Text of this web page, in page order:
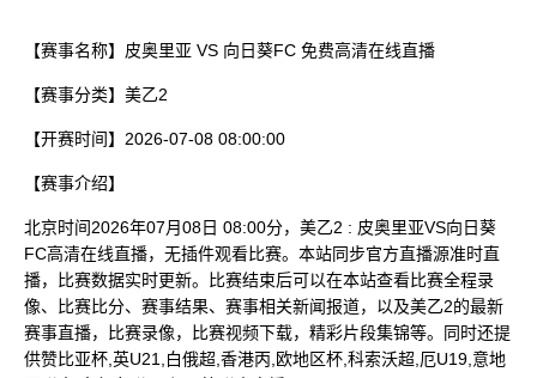
【赛事名称】 皮奥里亚 VS 向日葵FC 免费高清在线直播
【赛事分类】 美乙2
【开赛时间】 2026-07-08 08:00:00
【赛事介绍】
北京时间2026年07月08日 08:00分，美乙2 : 皮奥里亚VS向日葵
FC高清在线直播，无插件观看比赛。本站同步官方直播源准时直
播，比赛数据实时更新。比赛结束后可以在本站查看比赛全程录
像、比赛比分、赛事结果、赛事相关新闻报道，以及美乙2的最新
赛事直播，比赛录像，比赛视频下载，精彩片段集锦等。同时还提
供赞比亚杯,英U21,白俄超,香港丙,欧地区杯,科索沃超,厄U19,意地